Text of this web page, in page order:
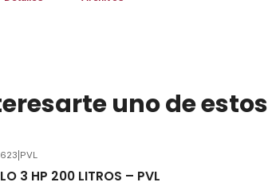
uno de estos
PVL
3 HP 200 LITROS – PVL